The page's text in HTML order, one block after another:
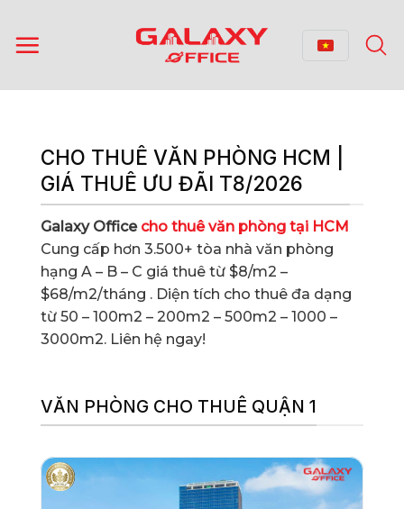
qua
nội
CHO THUÊ VĂN PHÒNG HCM |
GIÁ THUÊ ƯU ĐÃI T8/2026
Galaxy Office cho thuê văn phòng tại HCM
Cung cấp hơn 3.500+ tòa nhà văn phòng
hạng A – B – C giá thuê từ $8/m2 –
$68/m2/tháng . Diện tích cho thuê đa dạng
từ 50 – 100m2 – 200m2 – 500m2 – 1000 –
3000m2. Liên hệ ngay!
VĂN PHÒNG CHO THUÊ QUẬN 1